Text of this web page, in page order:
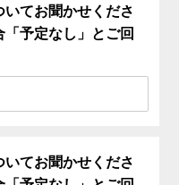
てお聞かせくださ
予定なし」とご回
てお聞かせくださ